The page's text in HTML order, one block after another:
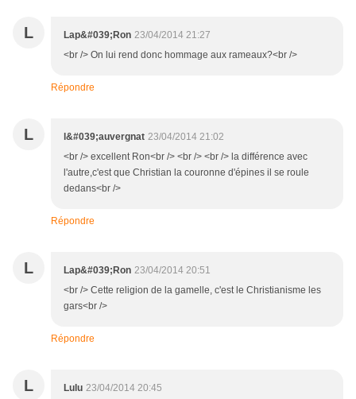
L Lap&#039;Ron 23/04/2014 21:27
<br /> On lui rend donc hommage aux rameaux?<br />
Répondre
L l&#039;auvergnat 23/04/2014 21:02
<br /> excellent Ron<br /> <br /> <br /> la différence avec
l'autre,c'est que Christian la couronne d'épines il se roule
dedans<br />
Répondre
L Lap&#039;Ron 23/04/2014 20:51
<br /> Cette religion de la gamelle, c'est le Christianisme les
gars<br />
Répondre
L Lulu 23/04/2014 20:45